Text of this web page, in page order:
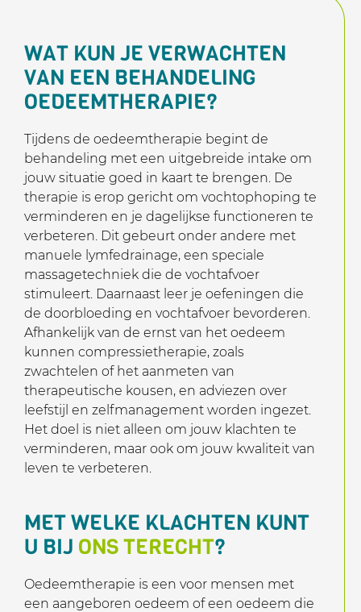
WAT KUN JE VERWACHTEN
VAN EEN BEHANDELING
OEDEEMTHERAPIE?
Tijdens de oedeemtherapie begint de
behandeling met een uitgebreide intake om
jouw situatie goed in kaart te brengen. De
therapie is erop gericht om vochtophoping te
verminderen en je dagelijkse functioneren te
verbeteren. Dit gebeurt onder andere met
manuele lymfedrainage, een speciale
massagetechniek die de vochtafvoer
stimuleert. Daarnaast leer je oefeningen die
de doorbloeding en vochtafvoer bevorderen.
Afhankelijk van de ernst van het oedeem
kunnen compressietherapie, zoals
zwachtelen of het aanmeten van
therapeutische kousen, en adviezen over
leefstijl en zelfmanagement worden ingezet.
Het doel is niet alleen om jouw klachten te
verminderen, maar ook om jouw kwaliteit van
leven te verbeteren.
MET WELKE KLACHTEN KUNT
U BIJ ONS TERECHT?
Oedeemtherapie is een voor mensen met
een aangeboren oedeem of een oedeem die